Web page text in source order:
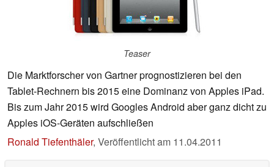
Teaser
Die Marktforscher von Gartner prognostizieren bei den
Tablet-Rechnern bis 2015 eine Dominanz von Apples iPad.
Bis zum Jahr 2015 wird Googles Android aber ganz dicht zu
Apples iOS-Geräten aufschließen
Ronald Tiefenthäler, Veröffentlicht am 11.04.2011